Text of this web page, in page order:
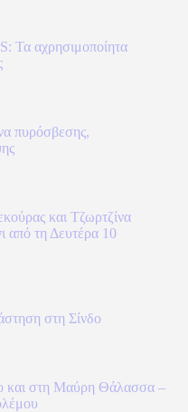
Τα αχρησιμοποίητα
πυρόσβεσης,
και Τζωρτζίνα
από τη Δευτέρα 10
στη Σίνδο
και στη Μαύρη Θάλασσα –